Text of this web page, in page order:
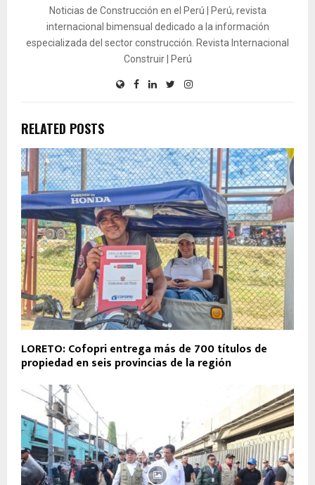
Noticias de Construcción en el Perú | Perú, revista
internacional bimensual dedicado a la información
especializada del sector construcción. Revista Internacional
Construir | Perú
RELATED POSTS
LORETO: Cofopri entrega más de 700 títulos de
propiedad en seis provincias de la región